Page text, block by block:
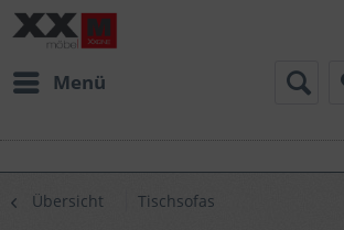
Menü
Übersicht Tischsofas